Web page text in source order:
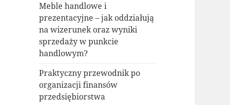
Meble handlowe i
prezentacyjne – jak oddziałują
na wizerunek oraz wyniki
sprzedaży w punkcie
handlowym?
Praktyczny przewodnik po
organizacji finansów
przedsiębiorstwa